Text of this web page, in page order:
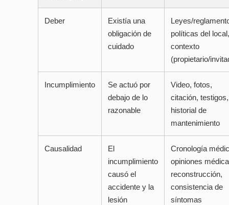
Deber
Existía una
obligación de
cuidado
Leyes/
políticas del local,
contexto
(propietario/
Incumplimiento
Se actuó por
debajo de lo
razonable
Video, fotos,
citación, testigos,
historial de
mantenimiento
Causalidad
El
incumplimiento
causó el
accidente y la
lesión
Cronología
opiniones
reconstrucción,
consistencia de
síntomas